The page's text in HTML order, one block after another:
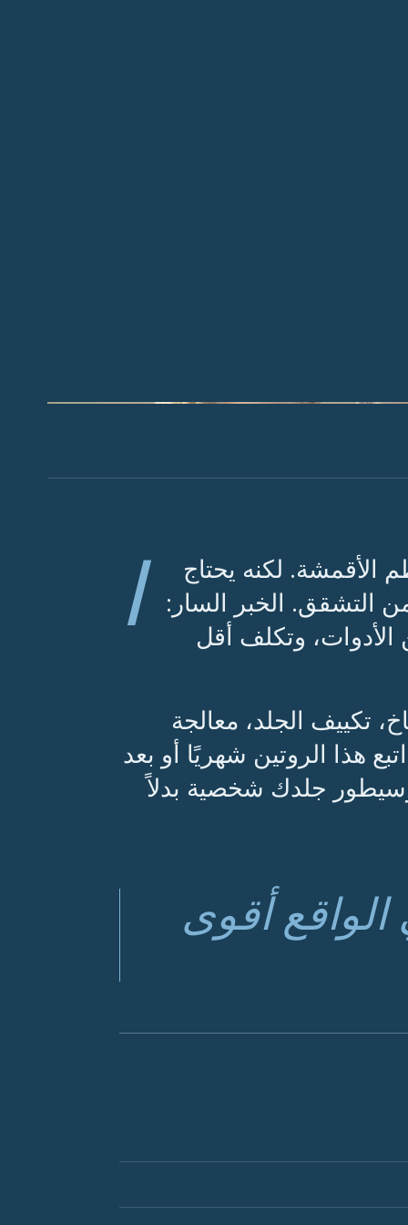
ا
لكنه يحتاج
التشقق. الخبر السار:
الأدوات، وتكلف أقل
تكييف الجلد، معالجة
هذا الروتين شهريًا أو بعد
جلدك شخصية بدلاً
أقوى